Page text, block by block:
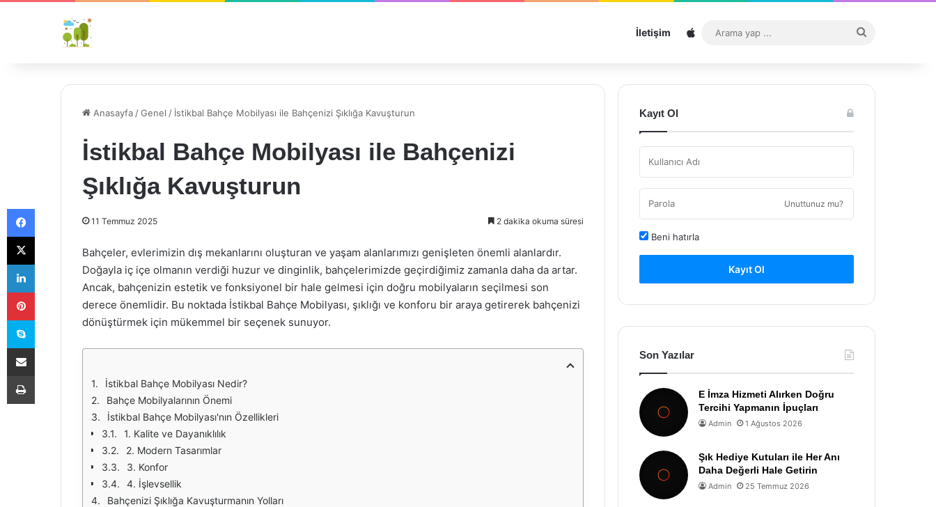
İletişim Sitemap
...
Anasayfa /Genel / İstikbal Bahçe Mobilyası ile Bahçenizi Şıklığa Kavuşturun
İstikbal Bahçe Mobilyası ile Bahçenizi
Şıklığa Kavuşturun
11 Temmuz 2025 2 dakika okuma süresi
Bahçeler, evlerimizin dış mekanlarını oluşturan ve yaşam alanlarımızı genişleten önemli alanlardır.
Doğayla iç içe olmanın verdiği huzur ve dinginlik, bahçelerimizde geçirdiğimiz zamanla daha da artar.
Ancak, bahçenizin estetik ve fonksiyonel bir hale gelmesi için doğru mobilyaların seçilmesi son
derece önemlidir. Bu noktada İstikbal Bahçe Mobilyası, şıklığı ve konforu bir araya getirerek bahçenizi
dönüştürmek için mükemmel bir seçenek sunuyor.
İstikbal Bahçe Mobilyası Nedir?
Bahçe Mobilyalarının Önemi
İstikbal Bahçe Mobilyası'nın Özellikleri
1. Kalite ve Dayanıklılık
2. Modern Tasarımlar
3. Konfor
4. İşlevsellik
Bahçenizi Şıklığa Kavuşturmanın Yolları
Kayıt Ol
Unuttunuz mu?
Beni hatırla
Kayıt Ol
Son Yazılar
E İmza Hizmeti Alırken Doğru
Tercihi Yapmanın İpuçları
Admin 1 Ağustos 2026
Şık Hediye Kutuları ile Her Anı
Daha Değerli Hale Getirin
Admin 25 Temmuz 2026
Facebook
X
LinkedIn
Pinterest
Skype
E-Posta ile paylaş